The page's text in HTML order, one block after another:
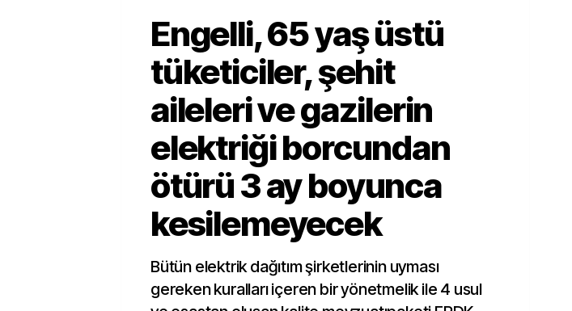
Engelli, 65 yaş üstü
tüketiciler, şehit
aileleri ve gazilerin
elektriği borcundan
ötürü 3 ay boyunca
kesilemeyecek
Bütün elektrik dağıtım şirketlerinin uyması
gereken kuralları içeren bir yönetmelik ile 4 usul